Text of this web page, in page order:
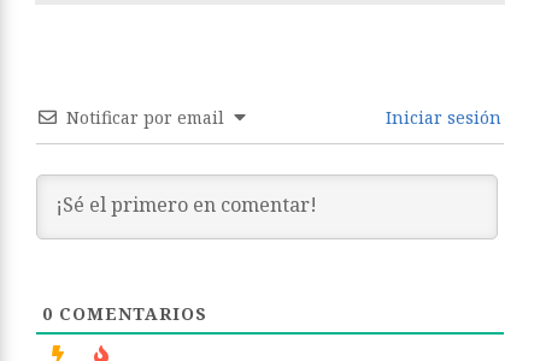
Notificar por email Iniciar sesión
0 COMENTARIOS